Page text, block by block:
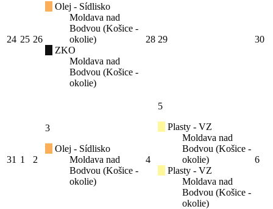
24 25 26
Olej - Sídlisko
Moldava nad
Bodvou (Košice -
okolie)
ZKO
Moldava nad
Bodvou (Košice -
okolie)
28 29 30
31 1 2
3
Olej - Sídlisko
Moldava nad
Bodvou (Košice -
okolie)
4
5
Plasty - VZ
Moldava nad
Bodvou (Košice -
okolie)
Plasty - VZ
Moldava nad
Bodvou (Košice -
okolie)
6